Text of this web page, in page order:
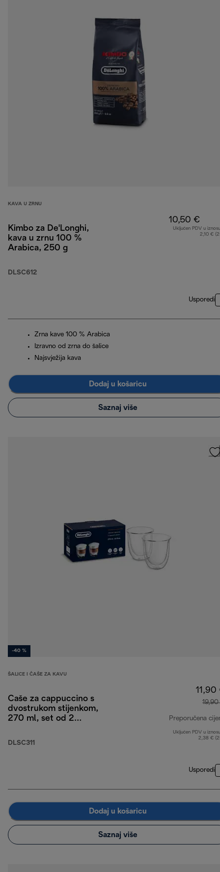
KAVA U ZRNU
Kimbo za De'Longhi,
kava u zrnu 100 %
Arabica, 250 g
DLSC612
10,50 €
Uključen PDV u
2,10 €
Usporedi
Zrna kave 100 % Arabica
Izravno od zrna do šalice
Najsvježija kava
Dodaj u košaricu
Saznaj više
-40 %
ŠALICE I ČAŠE ZA KAVU
Čaše za cappuccino s
dvostrukom stijenkom,
270 ml, set od 2
DLSC311
11,90
Preporučena
Uključen PDV u
2,38 €
Usporedi
Dodaj u košaricu
Saznaj više